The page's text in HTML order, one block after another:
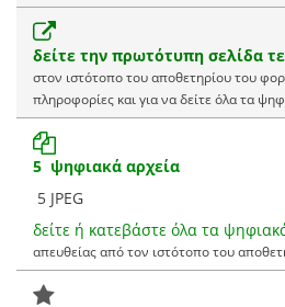
δείτε την πρωτότυπη σελίδα
στον ιστότοπο του αποθετηρίου του
πληροφορίες και για να δείτε όλα τα
5 ψηφιακά αρχεία
5 JPEG
δείτε ή κατεβάστε όλα τα
απευθείας από τον ιστότοπο του